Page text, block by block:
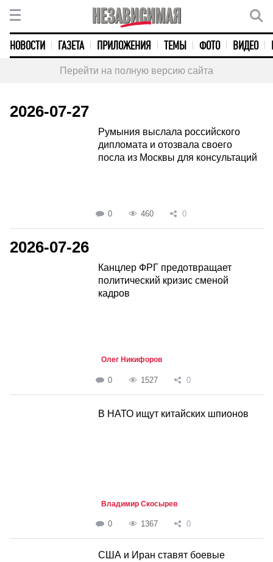
НОВОСТИ ГАЗЕТА ПРИЛОЖЕНИЯ ТЕМЫ ФОТО ВИДЕО
Перейти на полную версию сайта
2026-07-27
Румыния выслала российского
дипломата и отозвала своего
посла из Москвы для консультаций
0 460 0
2026-07-26
Канцлер ФРГ предотвращает
политический кризис сменой
кадров
Олег Никифоров
0 1527 0
В НАТО ищут китайских шпионов
Владимир Скосырев
0 1367 0
США и Иран ставят боевые